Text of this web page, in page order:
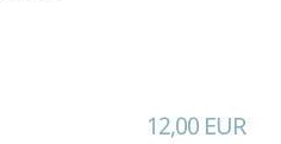
12,00 EUR